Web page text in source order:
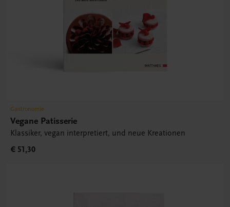
Gastronomie
Vegane Patisserie
Klassiker, vegan interpretiert, und neue Kreationen
€ 51,30